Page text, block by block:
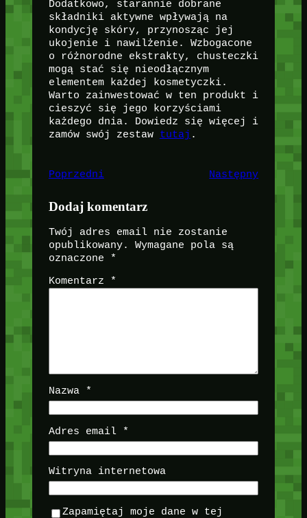
Dodatkowo, starannie dobrane
składniki aktywne wpływają na
kondycję skóry, przynosząc jej
ukojenie i nawilżenie. Wzbogacone
o różnorodne ekstrakty, chusteczki
mogą stać się nieodłącznym
elementem każdej kosmetyczki.
Warto zainwestować w ten produkt i
cieszyć się jego korzyściami
każdego dnia. Dowiedz się więcej i
zamów swój zestaw tutaj .
Poprzedni Następny
Dodaj komentarz
Twój adres email nie zostanie
opublikowany.
Wymagane pola są
oznaczone
*
Komentarz *
Nazwa *
Adres email *
Witryna internetowa
Zapamiętaj moje dane w tej